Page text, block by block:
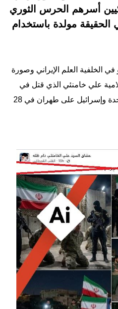
أسرهم الحرس الثوري
الحقيقة مولدة باستخدام
في الخلفية العلم الإيراني وصورة
علي خامنئي الذي قتل في
الهجوم الذي بدأته الولايات المتحدة وإسرائيل على طهران في 28